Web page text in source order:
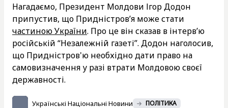
Нагадаємо, Президент Молдови Ігор Додон
припустив, що Придністров’я може стати
частиною України. Про це він сказав в інтерв’ю
російській “Незалежній газеті”. Додон наголосив,
що Придністров'ю необхідно дати право на
самовизначення у разі втрати Молдовою своєї
державності.
Українські Національні Новини ПОЛІТИКА